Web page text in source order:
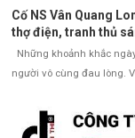
Cố NS Vân Quang
thợ điện, tranh thủ
Những khoảnh khắc
người vô cùng đau lòng.